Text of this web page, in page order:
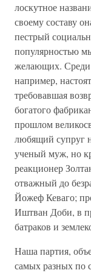
лоскутное
своему составу
пестрый
популярностью
желающих. Среди
например,
требовавшая
богатого
прошлом
любящий супруг
ученый муж, но
реакционер
отважный до
Йожеф Кеваго;
Иштван Доби, в
батраков и
Наша партия,
самых разных по